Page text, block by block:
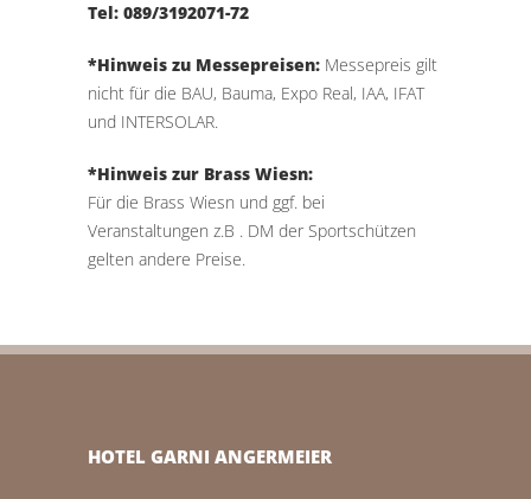
Tel: 089/3192071-72
*Hinweis zu Messepreisen: Messepreis gilt
nicht für die BAU, Bauma, Expo Real, IAA, IFAT
und INTERSOLAR.
*Hinweis zur Brass Wiesn:
Für die Brass Wiesn und ggf. bei
Veranstaltungen z.B . DM der Sportschützen
gelten andere Preise.
HOTEL GARNI ANGERMEIER